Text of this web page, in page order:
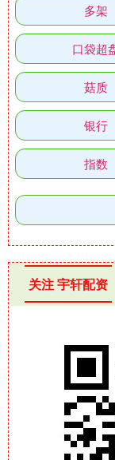
多架
口袋超
菇质
银行
指数
关注 宇轩配资